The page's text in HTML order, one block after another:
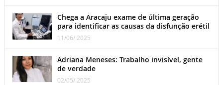
Chega a Aracaju exame de última geração
para identificar as causas da disfunção erétil
11/06/ 2025
Adriana Meneses: Trabalho invisível, gente
de verdade
02/05/ 2025